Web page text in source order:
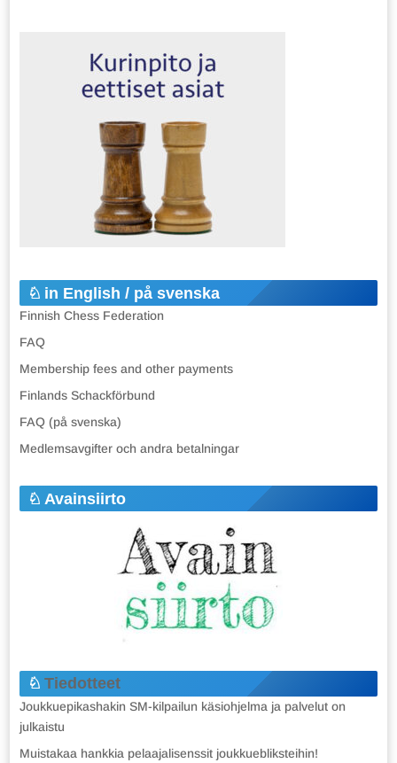
in English / på svenska
Finnish Chess Federation
FAQ
Membership fees and other payments
Finlands Schackförbund
FAQ (på svenska)
Medlemsavgifter och andra betalningar
Avainsiirto
Tiedotteet
Joukkuepikashakin SM-kilpailun käsiohjelma ja palvelut on
julkaistu
Muistakaa hankkia pelaajalisenssit joukkuebliksteihin!